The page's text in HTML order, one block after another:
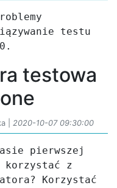
testu
testowa
| 2020-10-07 09:30:00
pierwszej
korzystać z
Korzystać